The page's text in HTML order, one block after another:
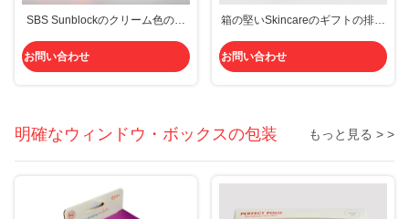
SBS Sunblockのクリーム色の表
折りたたみCmyk
お問い合わせ
箱の堅いSkincareのギフトの排気
包装象眼細工
お問い合わせ
明確なウィンドウ・ボックスの包装 もっと見る > >